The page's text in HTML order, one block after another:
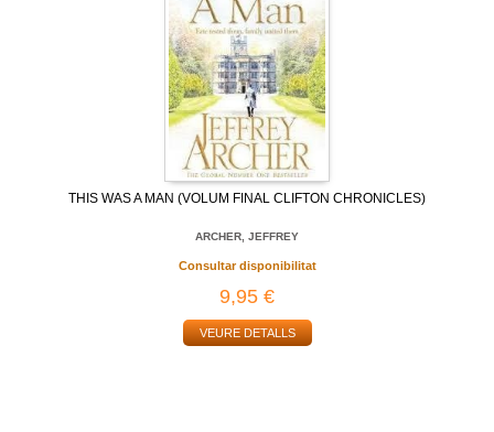
THIS WAS A MAN (VOLUM FINAL CLIFTON CHRONICLES)
ARCHER, JEFFREY
Consultar disponibilitat
9,95 €
VEURE DETALLS